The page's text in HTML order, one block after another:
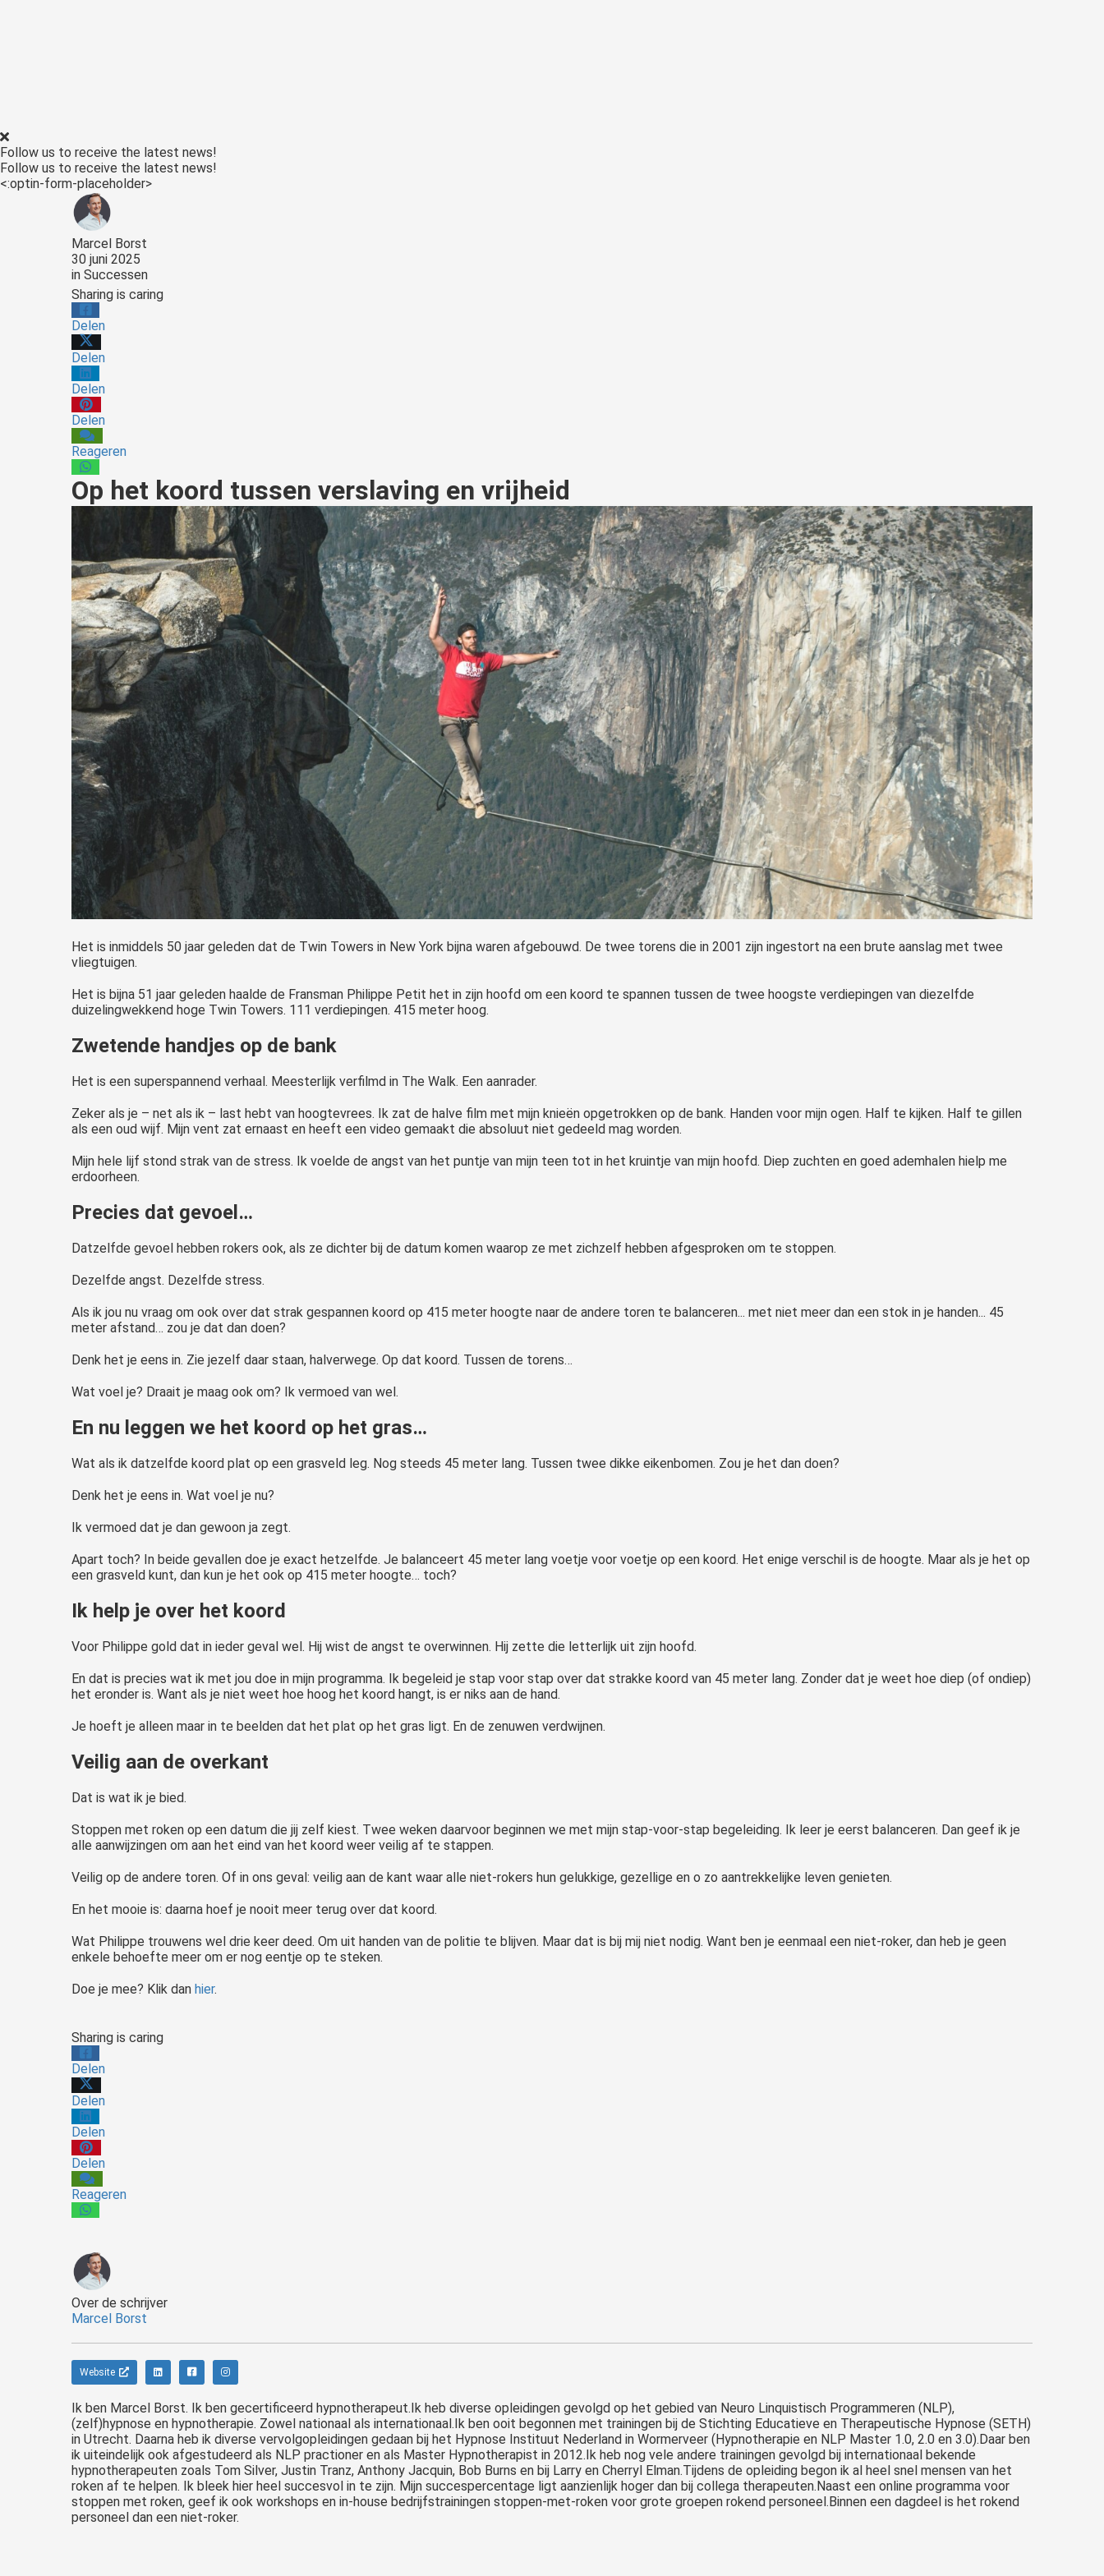
Follow us to receive the latest news!
Follow us to receive the latest news!
<:optin-form-placeholder>
Marcel Borst
30 juni 2025
in Successen
Sharing is caring
Delen
Delen
Delen
Delen
Reageren
Op het koord tussen verslaving en vrijheid
Het is inmiddels 50 jaar geleden dat de Twin Towers in New York bijna waren afgebouwd. De twee torens die in 2001 zijn ingestort na een brute aanslag met twee
vliegtuigen.
Het is bijna 51 jaar geleden haalde de Fransman Philippe Petit het in zijn hoofd om een koord te spannen tussen de twee hoogste verdiepingen van diezelfde
duizelingwekkend hoge Twin Towers. 111 verdiepingen. 415 meter hoog.
Zwetende handjes op de bank
Het is een superspannend verhaal. Meesterlijk verfilmd in The Walk. Een aanrader.
Zeker als je – net als ik – last hebt van hoogtevrees. Ik zat de halve film met mijn knieën opgetrokken op de bank. Handen voor mijn ogen. Half te kijken. Half te gillen
als een oud wijf. Mijn vent zat ernaast en heeft een video gemaakt die absoluut niet gedeeld mag worden.
Mijn hele lijf stond strak van de stress. Ik voelde de angst van het puntje van mijn teen tot in het kruintje van mijn hoofd. Diep zuchten en goed ademhalen hielp me
erdoorheen.
Precies dat gevoel…
Datzelfde gevoel hebben rokers ook, als ze dichter bij de datum komen waarop ze met zichzelf hebben afgesproken om te stoppen.
Dezelfde angst. Dezelfde stress.
Als ik jou nu vraag om ook over dat strak gespannen koord op 415 meter hoogte naar de andere toren te balanceren... met niet meer dan een stok in je handen... 45
meter afstand… zou je dat dan doen?
Denk het je eens in. Zie jezelf daar staan, halverwege. Op dat koord. Tussen de torens…
Wat voel je? Draait je maag ook om? Ik vermoed van wel.
En nu leggen we het koord op het gras…
Wat als ik datzelfde koord plat op een grasveld leg. Nog steeds 45 meter lang. Tussen twee dikke eikenbomen. Zou je het dan doen?
Denk het je eens in. Wat voel je nu?
Ik vermoed dat je dan gewoon ja zegt.
Apart toch? In beide gevallen doe je exact hetzelfde. Je balanceert 45 meter lang voetje voor voetje op een koord. Het enige verschil is de hoogte. Maar als je het op
een grasveld kunt, dan kun je het ook op 415 meter hoogte… toch?
Ik help je over het koord
Voor Philippe gold dat in ieder geval wel. Hij wist de angst te overwinnen. Hij zette die letterlijk uit zijn hoofd.
En dat is precies wat ik met jou doe in mijn programma. Ik begeleid je stap voor stap over dat strakke koord van 45 meter lang. Zonder dat je weet hoe diep (of ondiep)
het eronder is. Want als je niet weet hoe hoog het koord hangt, is er niks aan de hand.
Je hoeft je alleen maar in te beelden dat het plat op het gras ligt. En de zenuwen verdwijnen.
Veilig aan de overkant
Dat is wat ik je bied.
Stoppen met roken op een datum die jij zelf kiest. Twee weken daarvoor beginnen we met mijn stap-voor-stap begeleiding. Ik leer je eerst balanceren. Dan geef ik je
alle aanwijzingen om aan het eind van het koord weer veilig af te stappen.
Veilig op de andere toren. Of in ons geval: veilig aan de kant waar alle niet-rokers hun gelukkige, gezellige en o zo aantrekkelijke leven genieten.
En het mooie is: daarna hoef je nooit meer terug over dat koord.
Wat Philippe trouwens wel drie keer deed. Om uit handen van de politie te blijven. Maar dat is bij mij niet nodig. Want ben je eenmaal een niet-roker, dan heb je geen
enkele behoefte meer om er nog eentje op te steken.
Doe je mee? Klik dan hier.
Sharing is caring
Delen
Delen
Delen
Delen
Reageren
Over de schrijver
Marcel Borst
Website
Ik ben Marcel Borst. Ik ben gecertificeerd hypnotherapeut.Ik heb diverse opleidingen gevolgd op het gebied van Neuro Linquistisch Programmeren (NLP),
(zelf)hypnose en hypnotherapie. Zowel nationaal als internationaal.Ik ben ooit begonnen met trainingen bij de Stichting Educatieve en Therapeutische Hypnose (SETH)
in Utrecht. Daarna heb ik diverse vervolgopleidingen gedaan bij het Hypnose Instituut Nederland in Wormerveer (Hypnotherapie en NLP Master 1.0, 2.0 en 3.0).Daar ben
ik uiteindelijk ook afgestudeerd als NLP practioner en als Master Hypnotherapist in 2012.Ik heb nog vele andere trainingen gevolgd bij internationaal bekende
hypnotherapeuten zoals Tom Silver, Justin Tranz, Anthony Jacquin, Bob Burns en bij Larry en Cherryl Elman.Tijdens de opleiding begon ik al heel snel mensen van het
roken af te helpen. Ik bleek hier heel succesvol in te zijn. Mijn succespercentage ligt aanzienlijk hoger dan bij collega therapeuten.Naast een online programma voor
stoppen met roken, geef ik ook workshops en in-house bedrijfstrainingen stoppen-met-roken voor grote groepen rokend personeel.Binnen een dagdeel is het rokend
personeel dan een niet-roker.